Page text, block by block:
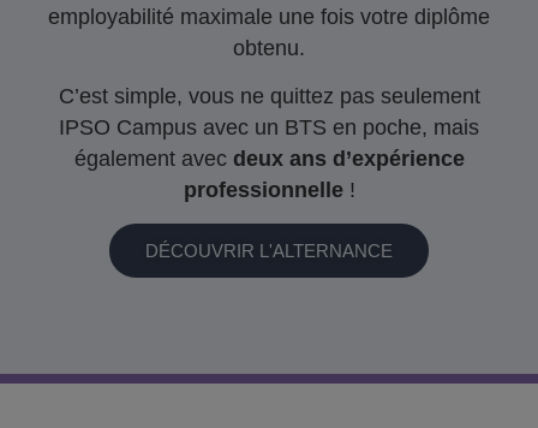
employabilité maximale une fois votre diplôme
obtenu.
C’est simple, vous ne quittez pas seulement
IPSO Campus avec un BTS en poche, mais
également avec deux ans d’expérience
professionnelle!
DÉCOUVRIR L'ALTERNANCE